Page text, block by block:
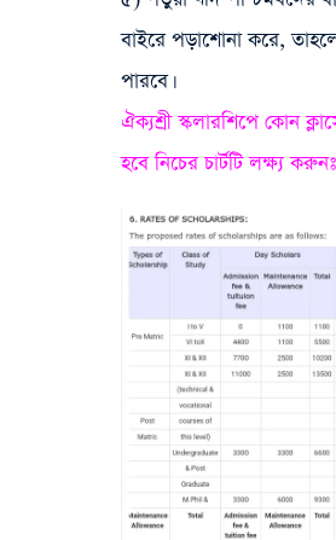
বাইরে পড়াশোনা করে,
পারবে।
ঐক্যশ্রী স্কলারশিপে কোন
হবে নিচের চার্টটি লক্ষ্য